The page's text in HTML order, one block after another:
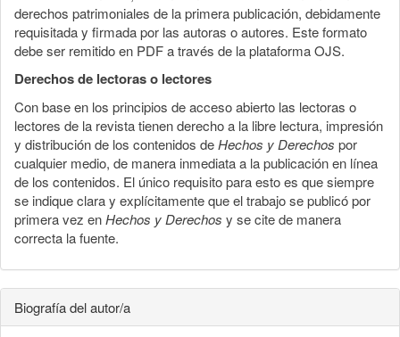
derechos patrimoniales de la primera publicación, debidamente
requisitada y firmada por las autoras o autores. Este formato
debe ser remitido en PDF a través de la plataforma OJS.
Derechos de lectoras o lectores
Con base en los principios de acceso abierto las lectoras o
lectores de la revista tienen derecho a la libre lectura, impresión
y distribución de los contenidos deHechos y Derechos por
cualquier medio, de manera inmediata a la publicación en línea
de los contenidos. El único requisito para esto es que siempre
se indique clara y explícitamente que el trabajo se publicó por
primera vez enHechos y Derechos y se cite de manera
correcta la fuente.
Biografía del autor/a